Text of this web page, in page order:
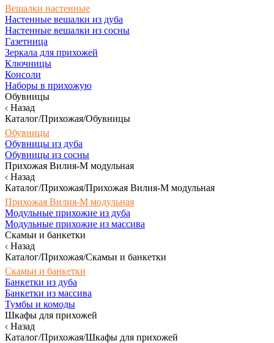
Вешалки настенные
Настенные вешалки из дуба
Настенные вешалки из сосны
Газетница
Зеркала для прихожей
Ключницы
Консоли
Наборы в прихожую
Обувницы
Назад
Каталог/Прихожая/Обувницы
Обувницы
Обувницы из дуба
Обувницы из сосны
Прихожая Вилия-М модульная
Назад
Каталог/Прихожая/Прихожая Вилия-М модульная
Прихожая Вилия-М модульная
Модульные прихожие из дуба
Модульные прихожие из массива
Скамьи и банкетки
Назад
Каталог/Прихожая/Скамьи и банкетки
Скамьи и банкетки
Банкетки из дуба
Банкетки из массива
Тумбы и комоды
Шкафы для прихожей
Назад
Каталог/Прихожая/Шкафы для прихожей